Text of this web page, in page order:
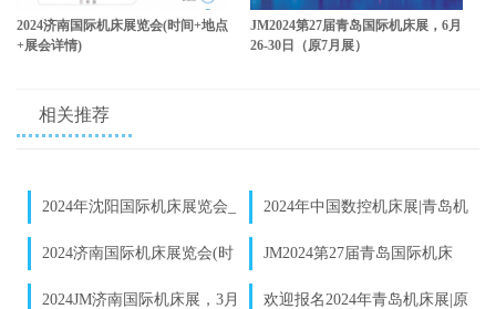
2024济南国际机床展览会(时间+地点
+展会详情)
JM2024第27届青岛国际机床展，6月
26-30日（原7月展）
相关推荐
2024年沈阳国际机床展览会_
2024年中国数控机床展|青岛机
床展览会|6月26日举办
2024济南国际机床展览会(时
JM2024第27届青岛国际机床
展，6月26-30日（原7月展）
2024JM济南国际机床展，​3月
欢迎报名2024年青岛机床展|原